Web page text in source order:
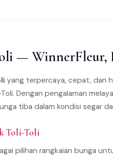
— WinnerFleur,
yang terpercaya, cepat, dan
Dengan pengalaman
tiba dalam kondisi segar
Toli-Toli
pilihan rangkaian bunga